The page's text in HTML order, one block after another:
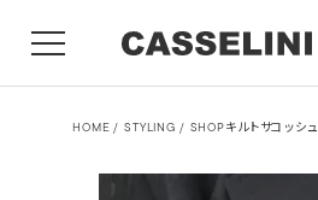
HOME STYLING SHOPキルトサコッシュ